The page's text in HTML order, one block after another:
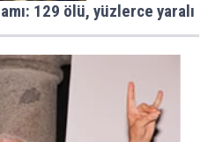
129 ölü, yüzlerce yaralı